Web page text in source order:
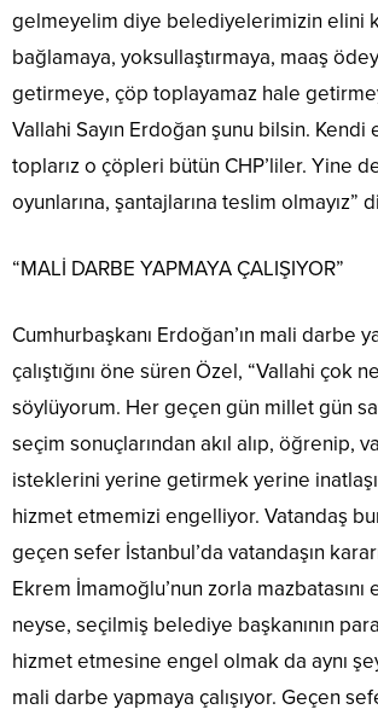
gelmeyelim diye belediyelerimizin elini
bağlamaya, yoksullaştırmaya, maaş
getirmeye, çöp toplayamaz hale
Vallahi Sayın Erdoğan şunu bilsin. Kendi
toplarız o çöpleri bütün CHP’liler. Yine
oyunlarına, şantajlarına teslim olmayız”
“MALİ DARBE YAPMAYA ÇALIŞIYOR”
Cumhurbaşkanı Erdoğan’ın mali darbe
çalıştığını öne süren Özel, “Vallahi çok
söylüyorum. Her geçen gün millet gün
seçim sonuçlarından akıl alıp, öğrenip,
isteklerini yerine getirmek yerine
hizmet etmemizi engelliyor. Vatandaş
geçen sefer İstanbul’da vatandaşın
Ekrem İmamoğlu’nun zorla
neyse, seçilmiş belediye başkanının
hizmet etmesine engel olmak da aynı
mali darbe yapmaya çalışıyor. Geçen